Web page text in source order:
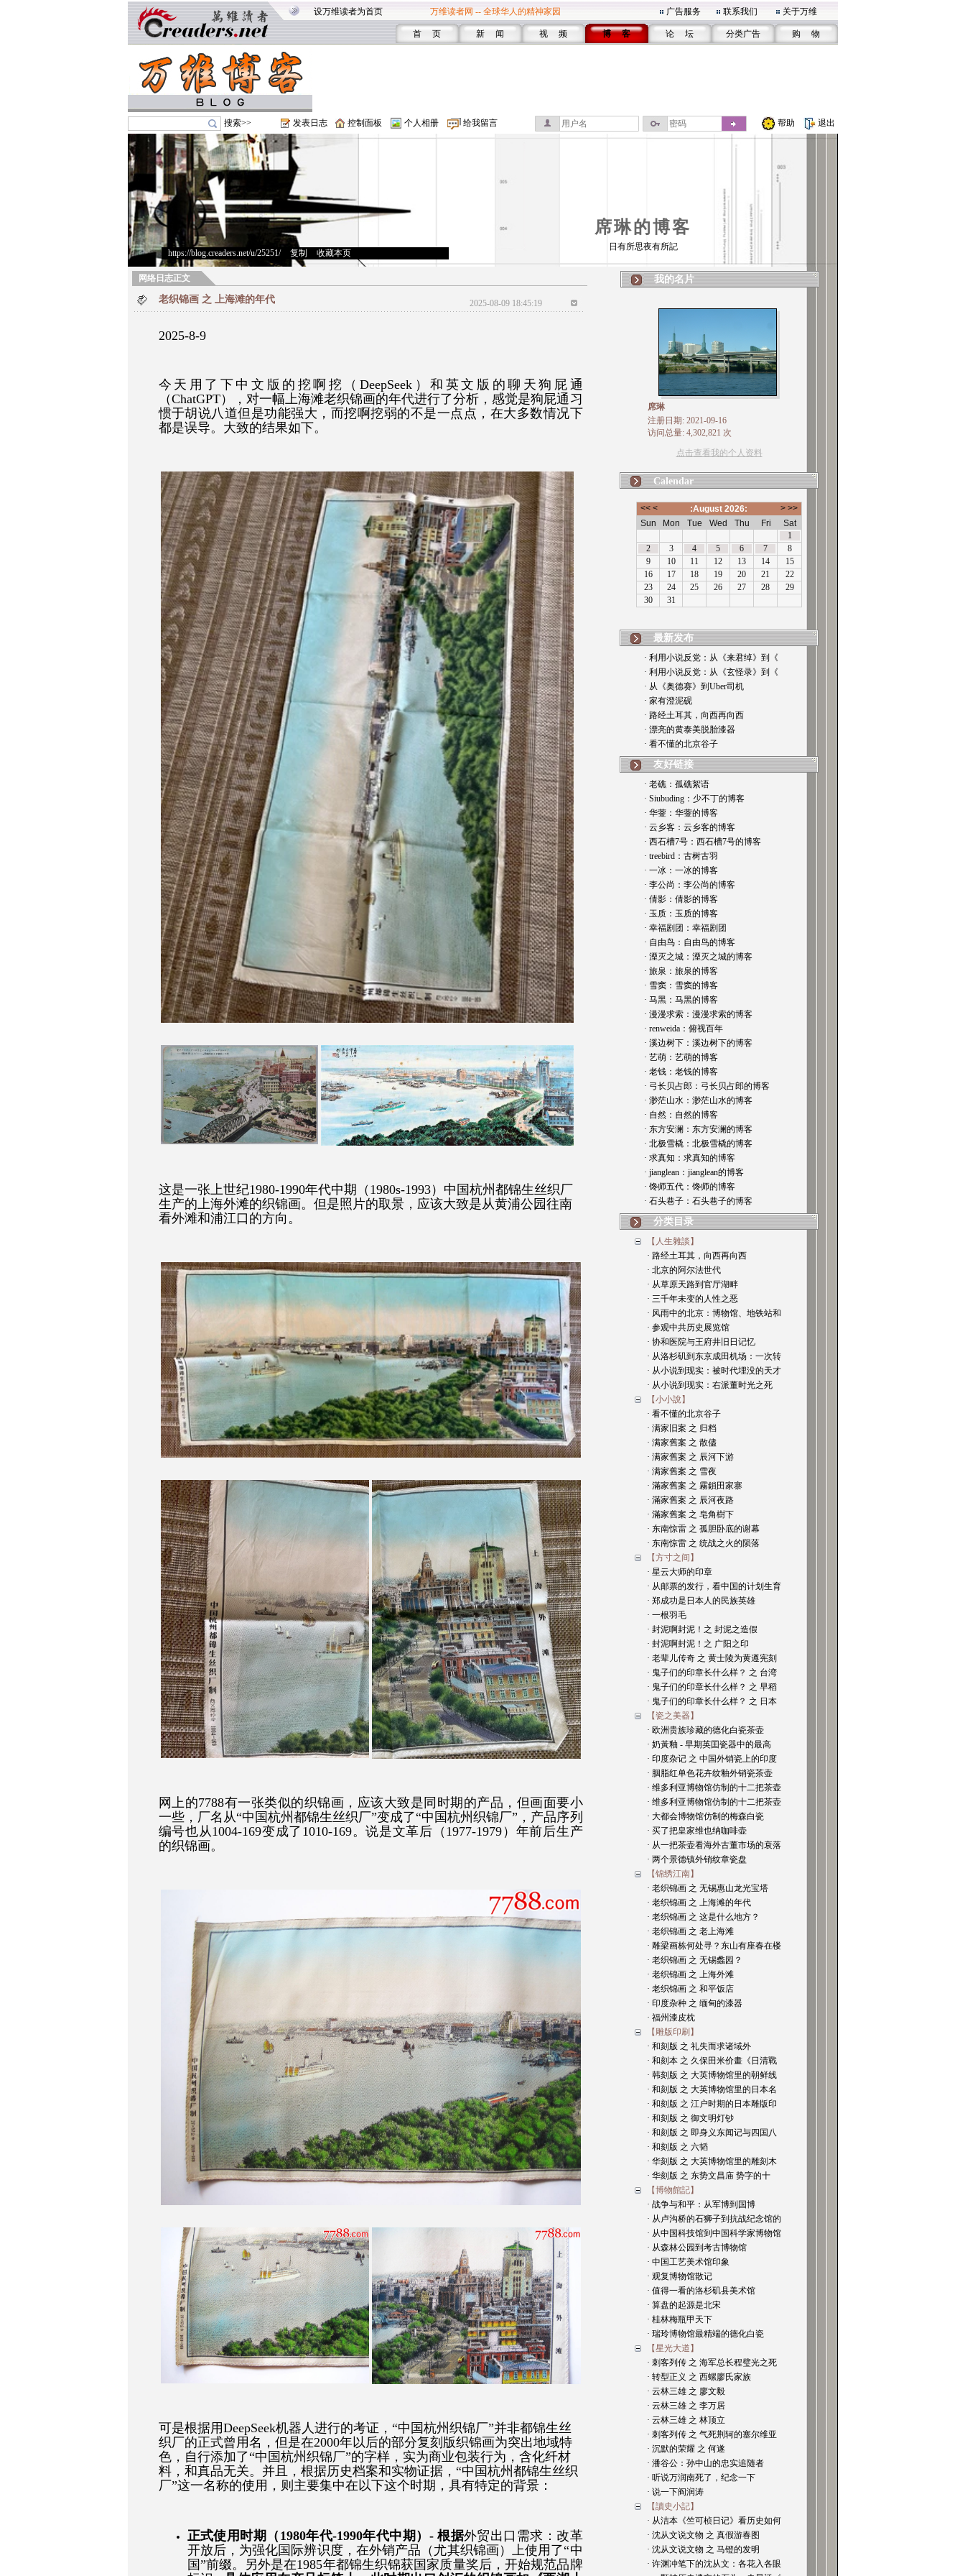
设万维读者为首页 万维读者网 -- 全球华人的精神家园 广告服务 联系我们 关于万维
首 页 新 闻 视 频 博 客 论 坛 分类广告 购 物
搜索>> 发表日志 控制面板 个人相册 给我留言 帮助 退出
席琳的博客
https://blog.creaders.net/u/25251/> 复制 收藏本页
日有所思夜有所記
网络日志正文
老织锦画 之 上海滩的年代 2025-08-09 18:45:19
2025-8-9
今天用了下中文版的挖啊挖（DeepSeek）和英文版的聊天狗屁通
（ChatGPT），对一幅上海滩老织锦画的年代进行了分析，感觉是狗屁通习
惯于胡说八道但是功能强大，而挖啊挖弱的不是一点点，在大多数情况下
都是误导。大致的结果如下。
这是一张上世纪1980-1990年代中期（1980s-1993）中国杭州都锦生丝织厂
生产的上海外滩的织锦画。但是照片的取景，应该大致是从黄浦公园往南
看外滩和浦江口的方向。
网上的7788有一张类似的织锦画，应该大致是同时期的产品，但画面要小
一些，厂名从“中国杭州都锦生丝织厂”变成了“中国杭州织锦厂”，产品序列
编号也从1004-169变成了1010-169。说是文革后（1977-1979）年前后生产
的织锦画。
可是根据用DeepSeek机器人进行的考证，“中国杭州织锦厂”并非都锦生丝
织厂的正式曾用名，但是在2000年以后的部分复刻版织锦画为突出地域特
色，自行添加了“中国杭州织锦厂”的字样，实为商业包装行为，含化纤材
料，和真品无关。并且，根据历史档案和实物证据，“中国杭州都锦生丝织
厂”这一名称的使用，则主要集中在以下这个时期，具有特定的背景：
正式使用时期（1980年代-1990年代中期）- 根据外贸出口需求：改革
开放后，为强化国际辨识度，在外销产品（尤其织锦画）上使用了“中
国”前缀。另外是在1985年都锦生织锦获国家质量奖后，开始规范品牌
我的名片
席琳
注册日期: 2021-09-16
访问总量: 4,302,821 次
点击查看我的个人资料
Calendar
最新发布
· 利用小说反党：从《来君绰》到《
· 利用小说反党：从《玄怪录》到《
· 从《奥德赛》到Uber司机
· 家有澄泥砚
· 路经土耳其，向西再向西
· 漂亮的黄泰美脱胎漆器
· 看不懂的北京谷子
友好链接
· 老礁：孤礁絮语
· Siubuding：少不丁的博客
· 华蓥：华蓥的博客
· 云乡客：云乡客的博客
· 西石槽7号：西石槽7号的博客
· treebird：古树古羽
· 一冰：一冰的博客
· 李公尚：李公尚的博客
· 倩影：倩影的博客
· 玉质：玉质的博客
· 幸福剧团：幸福剧团
· 自由鸟：自由鸟的博客
· 湮灭之城：湮灭之城的博客
· 旅泉：旅泉的博客
· 雪窦：雪窦的博客
· 马黑：马黑的博客
· 漫漫求索：漫漫求索的博客
· renweida：俯视百年
· 溪边树下：溪边树下的博客
· 艺萌：艺萌的博客
· 老钱：老钱的博客
· 弓长贝占郎：弓长贝占郎的博客
· 渺茫山水：渺茫山水的博客
· 自然：自然的博客
· 东方安澜：东方安澜的博客
· 北极雪橇：北极雪橇的博客
· 求真知：求真知的博客
· jianglean：jianglean的博客
· 馋师五代：馋师的博客
· 石头巷子：石头巷子的博客
分类目录
【人生雜談】
· 路经土耳其，向西再向西
· 北京的阿尔法世代
· 从草原天路到官厅湖畔
· 三千年未变的人性之恶
· 风雨中的北京：博物馆、地铁站和
· 参观中共历史展览馆
· 协和医院与王府井旧日记忆
· 从洛杉矶到东京成田机场：一次转
· 从小说到现实：被时代埋没的天才
· 从小说到现实：右派董时光之死
【小小說】
· 看不懂的北京谷子
· 满家旧案 之 归档
· 满家舊案 之 散儘
· 满家舊案 之 辰河下游
· 满家舊案 之 雪夜
· 滿家舊案 之 霧鎖田家寨
· 滿家舊案 之 辰河夜路
· 滿家舊案 之 皂角樹下
· 东南惊雷 之 孤胆卧底的谢幕
· 东南惊雷 之 统战之火的陨落
【方寸之间】
· 星云大师的印章
· 从邮票的发行，看中国的计划生育
· 郑成功是日本人的民族英雄
· 一根羽毛
· 封泥啊封泥！之 封泥之造假
· 封泥啊封泥！之 广阳之印
· 老辈儿传奇 之 黄士陵为黄遵宪刻
· 鬼子们的印章长什么样？ 之 台湾
· 鬼子们的印章长什么样？ 之 早稻
· 鬼子们的印章长什么样？ 之 日本
【瓷之美器】
· 欧洲贵族珍藏的德化白瓷茶壶
· 奶黃釉 - 早期英囯瓷器中的最高
· 印度杂记 之 中国外销瓷上的印度
· 胭脂红单色花卉纹釉外销瓷茶壶
· 维多利亚博物馆仿制的十二把茶壶
· 维多利亚博物馆仿制的十二把茶壶
· 大都会博物馆仿制的梅森白瓷
· 买了把皇家维也纳咖啡壶
· 从一把茶壶看海外古董市场的衰落
· 两个景德镇外销纹章瓷盘
【锦绣江南】
· 老织锦画 之 无锡惠山龙光宝塔
· 老织锦画 之 上海滩的年代
· 老织锦画 之 这是什么地方？
· 老织锦画 之 老上海滩
· 雕梁画栋何处寻？东山有座春在楼
· 老织锦画 之 无锡蠡园？
· 老织锦画 之 上海外滩
· 老织锦画 之 和平饭店
· 印度杂种 之 缅甸的漆器
· 福州漆皮枕
【雕版印刷】
· 和刻版 之 礼失而求诸域外
· 和刻本 之 久保田米价畫《日清戰
· 韩刻版 之 大英博物馆里的朝鲜线
· 和刻版 之 大英博物馆里的日本名
· 和刻版 之 江户时期的日本雕版印
· 和刻版 之 御文明灯钞
· 和刻版 之 即身义东闻记与四国八
· 和刻版 之 六韬
· 华刻版 之 大英博物馆里的雕刻木
· 华刻版 之 东势文昌庙 势字的十
【博物館記】
· 战争与和平：从军博到国博
· 从卢沟桥的石狮子到抗战纪念馆的
· 从中国科技馆到中国科学家博物馆
· 从森林公园到考古博物馆
· 中国工艺美术馆印象
· 观复博物馆散记
· 值得一看的洛杉矶县美术馆
· 算盘的起源是北宋
· 桂林梅瓶甲天下
· 瑞玲博物馆最精端的德化白瓷
【星光大道】
· 刺客列传 之 海军总长程璧光之死
· 转型正义 之 西螺廖氏家族
· 云林三雄 之 廖文毅
· 云林三雄 之 李万居
· 云林三雄 之 林顶立
· 刺客列传 之 气死荆轲的塞尔维亚
· 沉默的荣耀 之 何遂
· 潘谷公：孙中山的忠实追随者
· 听说万润南死了，纪念一下
· 说一下阎润涛
【讀史小記】
· 从洁本《竺可桢日记》看历史如何
· 沈从文说文物 之 真假游春图
· 沈从文说文物 之 马镫的发明
· 许渊冲笔下的沈从文：各花入各眼